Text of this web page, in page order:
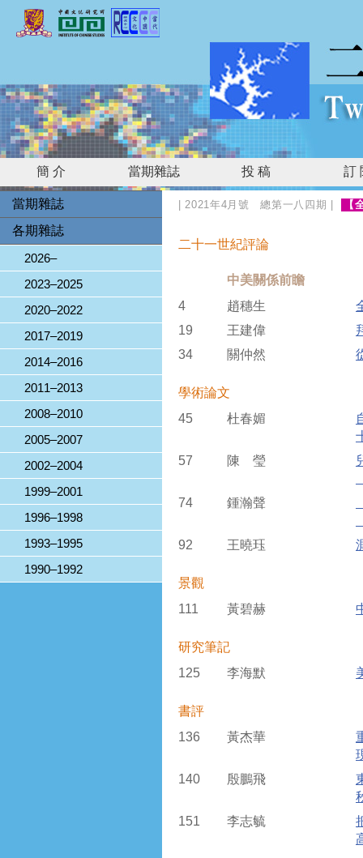
簡 介 當期雜誌 投 稿 訂
當期雜誌
各期雜誌
2026–
2023–2025
2020–2022
2017–2019
2014–2016
2011–2013
2008–2010
2005–2007
2002–2004
1999–2001
1996–1998
1993–1995
1990–1992
|2021年4月號 總第一八四期 【
二十一世紀評論
中美關係前瞻
4
趙穗生
19
王建偉
34
關仲然
學術論文
45
杜春媚
57
陳 瑩
74
鍾瀚聲
92
王曉珏
景觀
111
黃碧赫
研究筆記
125
李海默
書評
136
黃杰華
140
殷鵬飛
151
李志毓